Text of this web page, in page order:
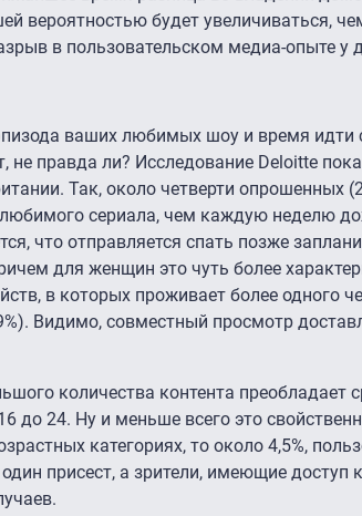
вероятностью будет увеличиваться,
в пользовательском медиа-опыте у
ваших любимых шоу и время идти
правда ли? Исследование Deloitte
Так, около четверти опрошенных
сериала, чем каждую неделю
что отправляется спать позже
для женщин это чуть более
в которых проживает более одного
Видимо, совместный просмотр
количества контента
до 24. Ну и меньше всего это
категориях, то около 4,5%,
присест, а зрители, имеющие доступ